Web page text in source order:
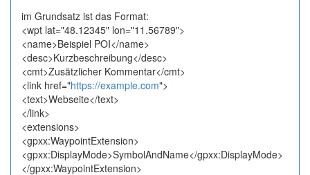
im Grundsatz ist das Format:
<wpt lat="48.12345" lon="11.56789">
<name>Beispiel POI</name>
<desc>Kurzbeschreibung</desc>
<cmt>Zusätzlicher Kommentar</cmt>
<link href="https://example.com">
<text>Webseite</text>
</link>
<extensions>
<gpxx:WaypointExtension>
<gpxx:DisplayMode>SymbolAndName</gpxx:DisplayMode>
</gpxx:WaypointExtension>